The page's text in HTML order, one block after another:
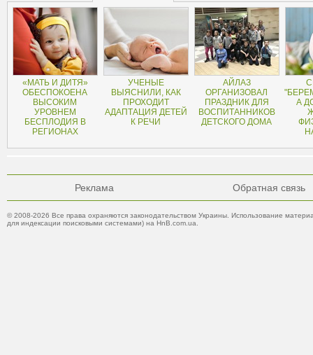
«МАТЬ И ДИТЯ»
ОБЕСПОКОЕНА
ВЫСОКИМ
УРОВНЕМ
БЕСПЛОДИЯ В
РЕГИОНАХ
УЧЕНЫЕ
ВЫЯСНИЛИ, КАК
ПРОХОДИТ
АДАПТАЦИЯ ДЕТЕЙ
К РЕЧИ
АЙЛАЗ
ОРГАНИЗОВАЛ
ПРАЗДНИК ДЛЯ
ВОСПИТАННИКОВ
ДЕТСКОГО ДОМА
А
Реклама Обратная связь
© 2008-2026 Все права охраняются законодательством Украины. Использование
для индексации поисковыми системами) на HnB.com.ua.